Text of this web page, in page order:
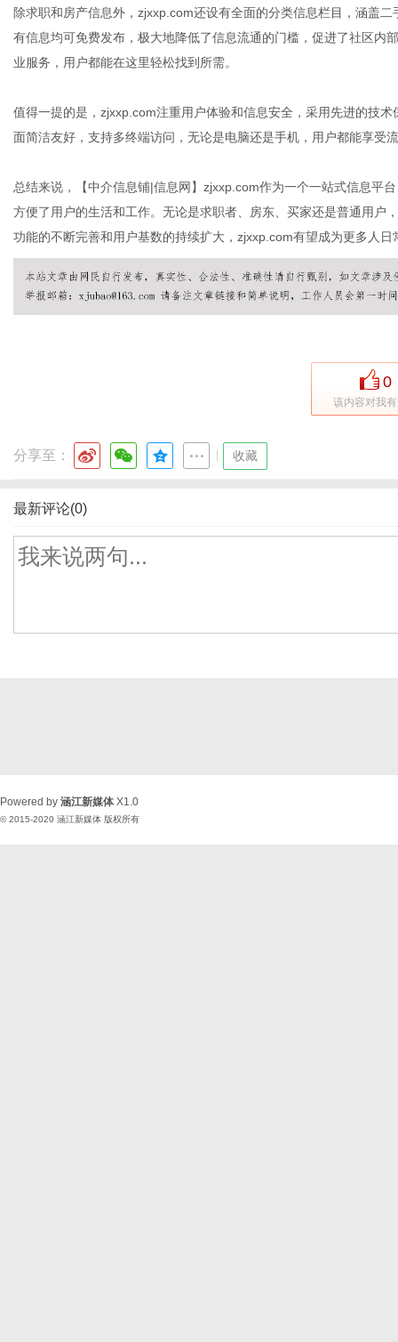
除求职和房产信息外，zjxxp.com还设有全面的分类信息栏目，涵盖
有信息均可免费发布，极大地降低了信息流通的门槛，促进了社区内
业服务，用户都能在这里轻松找到所需。
值得一提的是，zjxxp.com注重用户体验和信息安全，采用先进的技
面简洁友好，支持多终端访问，无论是电脑还是手机，用户都能享受
总结来说，【中介信息铺|信息网】zjxxp.com作为一个一站式信息平
方便了用户的生活和工作。无论是求职者、房东、买家还是普通用户
功能的不断完善和用户基数的持续扩大，zjxxp.com有望成为更多人
0
该内容对我
分享至： 收藏
最新评论(0)
Powered by 涵江新媒体 X1.0
© 2015-2020 涵江新媒体 版权所有